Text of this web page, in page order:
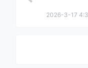
2026-3-17